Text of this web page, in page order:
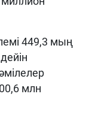
449,3 мың
млн